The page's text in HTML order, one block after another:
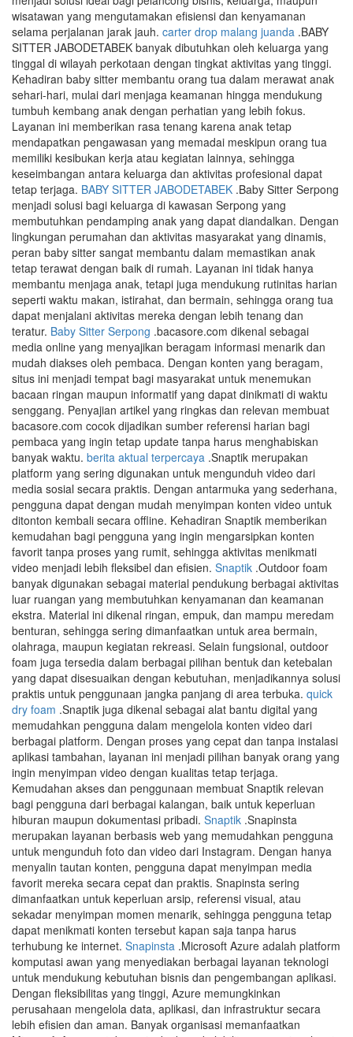
wisatawan yang mengutamakan efisiensi dan kenyamanan
selama perjalanan jarak jauh. carter drop malang juanda .BABY
SITTER JABODETABEK banyak dibutuhkan oleh keluarga yang
tinggal di wilayah perkotaan dengan tingkat aktivitas yang tinggi.
Kehadiran baby sitter membantu orang tua dalam merawat anak
sehari-hari, mulai dari menjaga keamanan hingga mendukung
tumbuh kembang anak dengan perhatian yang lebih fokus.
Layanan ini memberikan rasa tenang karena anak tetap
mendapatkan pengawasan yang memadai meskipun orang tua
memiliki kesibukan kerja atau kegiatan lainnya, sehingga
keseimbangan antara keluarga dan aktivitas profesional dapat
tetap terjaga. BABY SITTER JABODETABEK .Baby Sitter Serpong
menjadi solusi bagi keluarga di kawasan Serpong yang
membutuhkan pendamping anak yang dapat diandalkan. Dengan
lingkungan perumahan dan aktivitas masyarakat yang dinamis,
peran baby sitter sangat membantu dalam memastikan anak
tetap terawat dengan baik di rumah. Layanan ini tidak hanya
membantu menjaga anak, tetapi juga mendukung rutinitas harian
seperti waktu makan, istirahat, dan bermain, sehingga orang tua
dapat menjalani aktivitas mereka dengan lebih tenang dan
teratur. Baby Sitter Serpong .bacasore.com dikenal sebagai
media online yang menyajikan beragam informasi menarik dan
mudah diakses oleh pembaca. Dengan konten yang beragam,
situs ini menjadi tempat bagi masyarakat untuk menemukan
bacaan ringan maupun informatif yang dapat dinikmati di waktu
senggang. Penyajian artikel yang ringkas dan relevan membuat
bacasore.com cocok dijadikan sumber referensi harian bagi
pembaca yang ingin tetap update tanpa harus menghabiskan
banyak waktu. berita aktual terpercaya .Snaptik merupakan
platform yang sering digunakan untuk mengunduh video dari
media sosial secara praktis. Dengan antarmuka yang sederhana,
pengguna dapat dengan mudah menyimpan konten video untuk
ditonton kembali secara offline. Kehadiran Snaptik memberikan
kemudahan bagi pengguna yang ingin mengarsipkan konten
favorit tanpa proses yang rumit, sehingga aktivitas menikmati
video menjadi lebih fleksibel dan efisien. Snaptik .Outdoor foam
banyak digunakan sebagai material pendukung berbagai aktivitas
luar ruangan yang membutuhkan kenyamanan dan keamanan
ekstra. Material ini dikenal ringan, empuk, dan mampu meredam
benturan, sehingga sering dimanfaatkan untuk area bermain,
olahraga, maupun kegiatan rekreasi. Selain fungsional, outdoor
foam juga tersedia dalam berbagai pilihan bentuk dan ketebalan
yang dapat disesuaikan dengan kebutuhan, menjadikannya solusi
praktis untuk penggunaan jangka panjang di area terbuka. quick
dry foam .Snaptik juga dikenal sebagai alat bantu digital yang
memudahkan pengguna dalam mengelola konten video dari
berbagai platform. Dengan proses yang cepat dan tanpa instalasi
aplikasi tambahan, layanan ini menjadi pilihan banyak orang yang
ingin menyimpan video dengan kualitas tetap terjaga.
Kemudahan akses dan penggunaan membuat Snaptik relevan
bagi pengguna dari berbagai kalangan, baik untuk keperluan
hiburan maupun dokumentasi pribadi. Snaptik .Snapinsta
merupakan layanan berbasis web yang memudahkan pengguna
untuk mengunduh foto dan video dari Instagram. Dengan hanya
menyalin tautan konten, pengguna dapat menyimpan media
favorit mereka secara cepat dan praktis. Snapinsta sering
dimanfaatkan untuk keperluan arsip, referensi visual, atau
sekadar menyimpan momen menarik, sehingga pengguna tetap
dapat menikmati konten tersebut kapan saja tanpa harus
terhubung ke internet. Snapinsta .Microsoft Azure adalah platform
komputasi awan yang menyediakan berbagai layanan teknologi
untuk mendukung kebutuhan bisnis dan pengembangan aplikasi.
Dengan fleksibilitas yang tinggi, Azure memungkinkan
perusahaan mengelola data, aplikasi, dan infrastruktur secara
lebih efisien dan aman. Banyak organisasi memanfaatkan